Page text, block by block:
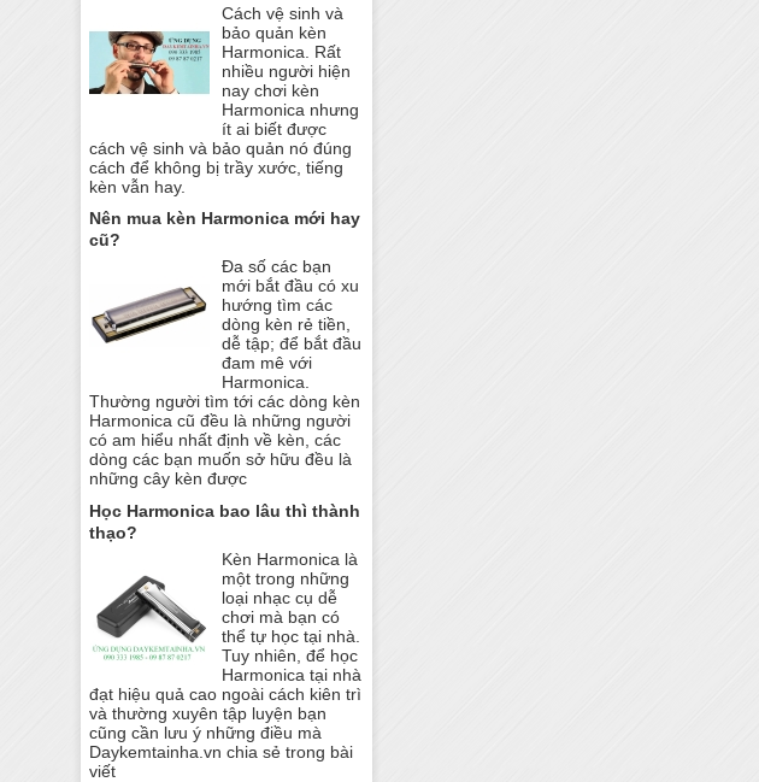
Cách vệ sinh và
bảo quản kèn
Harmonica. Rất
nhiều người hiện
nay chơi kèn
Harmonica nhưng
ít ai biết được
cách vệ sinh và bảo quản nó đúng
cách để không bị trầy xước, tiếng
kèn vẫn hay.
Nên mua kèn Harmonica mới hay
cũ?
Đa số các bạn
mới bắt đầu có xu
hướng tìm các
dòng kèn rẻ tiền,
dễ tập; để bắt đầu
đam mê với
Harmonica.
Thường người tìm tới các dòng kèn
Harmonica cũ đều là những người
có am hiểu nhất định về kèn, các
dòng các bạn muốn sở hữu đều là
những cây kèn được
Học Harmonica bao lâu thì thành
thạo?
Kèn Harmonica là
một trong những
loại nhạc cụ dễ
chơi mà bạn có
thể tự học tại nhà.
Tuy nhiên, để học
Harmonica tại nhà
đạt hiệu quả cao ngoài cách kiên trì
và thường xuyên tập luyện bạn
cũng cần lưu ý những điều mà
Daykemtainha.vn chia sẻ trong bài
viết